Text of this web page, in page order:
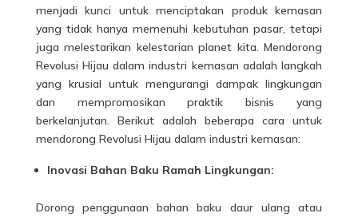
menjadi kunci untuk menciptakan produk kemasan
yang tidak hanya memenuhi kebutuhan pasar, tetapi
juga melestarikan kelestarian planet kita. Mendorong
Revolusi Hijau dalam industri kemasan adalah langkah
yang krusial untuk mengurangi dampak lingkungan
dan mempromosikan praktik bisnis yang
berkelanjutan. Berikut adalah beberapa cara untuk
mendorong Revolusi Hijau dalam industri kemasan:
Inovasi Bahan Baku Ramah Lingkungan:
Dorong penggunaan bahan baku daur ulang atau